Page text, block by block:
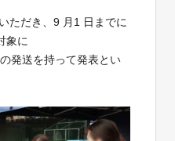
ただき、9 月1 日までに
象に
発送を持って発表とい